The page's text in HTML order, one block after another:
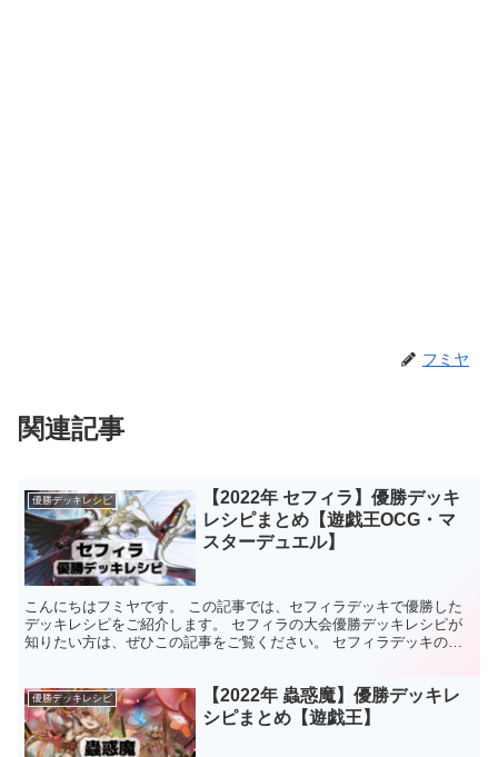
フミヤ
関連記事
優勝デッキレシピ
【2022年 セフィラ】優勝デッキ
レシピまとめ【遊戯王OCG・マ
スターデュエル】
こんにちはフミヤです。 この記事では、セフィラデッキで優勝した
デッキレシピをご紹介します。 セフィラの大会優勝デッキレシピが
知りたい方は、ぜひこの記事をご覧ください。 セフィラデッキの特
優勝デッキレシピ
【2022年 蟲惑魔】優勝デッキレ
シピまとめ【遊戯王】